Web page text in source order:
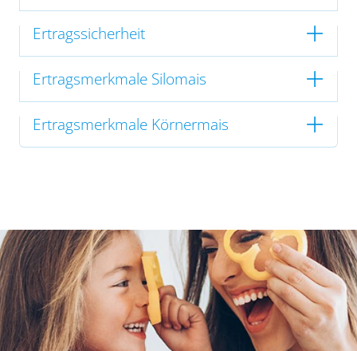
Ertragssicherheit
Ertragsmerkmale Silomais
Ertragsmerkmale Körnermais